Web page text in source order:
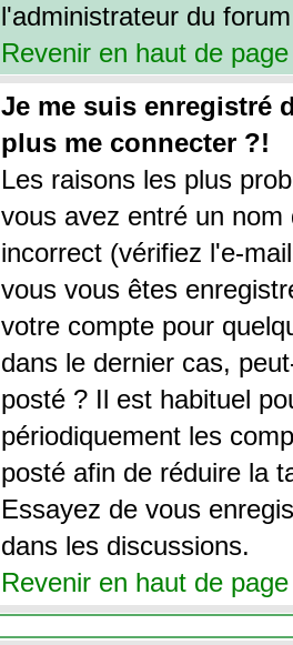
l'administrateur du
Revenir en haut de page
Je me suis enregistré
plus me connecter ?!
Les raisons les plus
vous avez entré un
incorrect (vérifiez l'e-
vous vous êtes
votre compte pour
dans le dernier cas,
posté ? Il est habituel
périodiquement les
posté afin de réduire la
Essayez de vous
dans les discussions.
Revenir en haut de page